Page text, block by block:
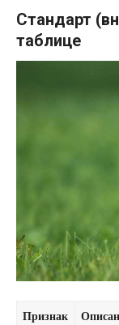
Стандарт
таблице
Признак